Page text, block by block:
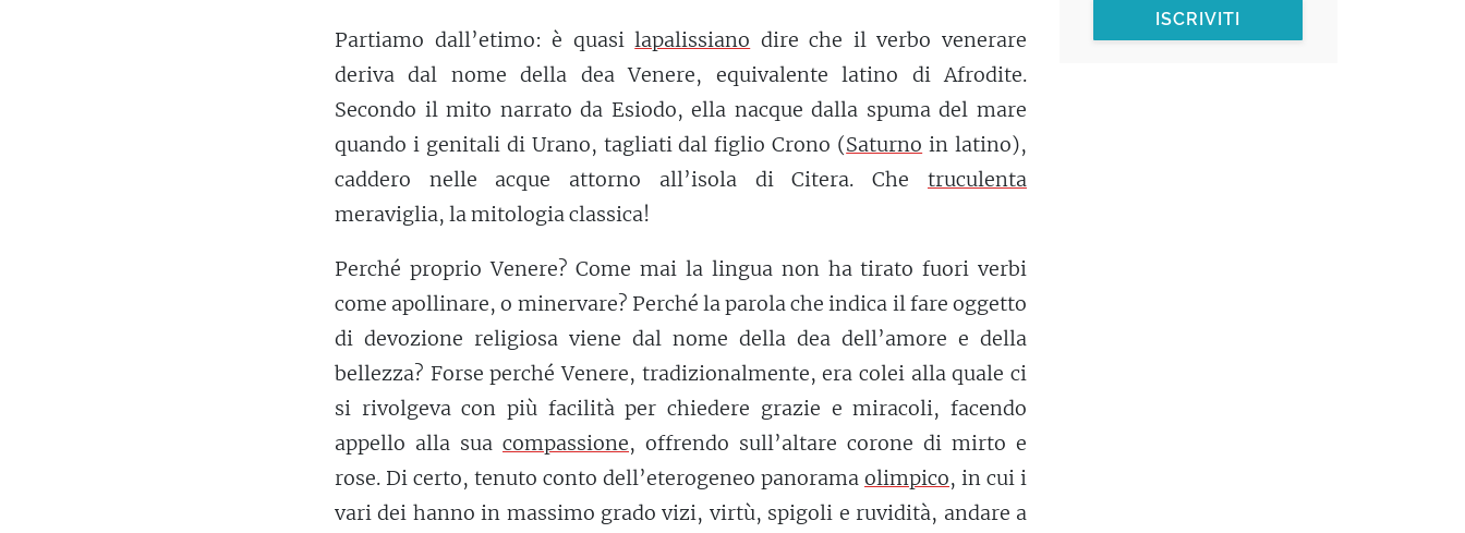
Partiamo dall’etimo: è quasilapalissiano dire che il verbo venerare
deriva dal nome della dea Venere, equivalente latino di Afrodite.
Secondo il mito narrato da Esiodo, ella nacque dalla spuma del mare
quando i genitali di Urano, tagliati dal figlio Crono (Saturno in latino),
caddero nelle acque attorno all’isola di Citera. Che truculenta
meraviglia, la mitologia classica!
Perché proprio Venere? Come mai la lingua non ha tirato fuori verbi
come apollinare, o minervare? Perché la parola che indica il fare oggetto
di devozione religiosa viene dal nome della dea dell’amore e della
bellezza? Forse perché Venere, tradizionalmente, era colei alla quale ci
si rivolgeva con più facilità per chiedere grazie e miracoli, facendo
appello alla sua compassione, offrendo sull’altare corone di mirto e
rose. Di certo, tenuto conto dell’eterogeneo panorama olimpico, in cui i
vari dei hanno in massimo grado vizi, virtù, spigoli e ruvidità, andare a
ISCRIVITI